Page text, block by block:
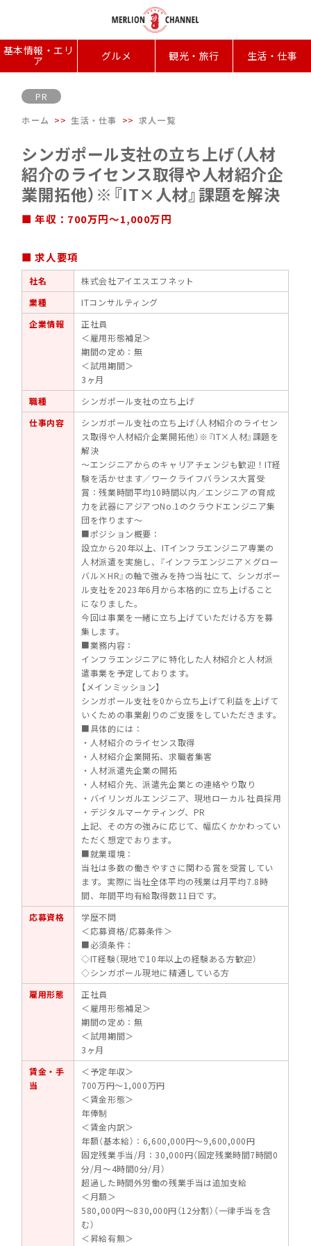
基本情報・エリ
ア グルメ 観光・旅行 生活・仕事
PR
ホーム
生活・仕事 求人一覧
シンガポール支社の立ち上げ（人材
紹介のライセンス取得や人材紹介企
業開拓他）※『IT×人材』課題を解決
■ 年収：700万円～1,000万円
■ 求人要項
社名
株式会社アイエスエフネット
業種
ITコンサルティング
企業情報
正社員
＜雇用形態補足＞
期間の定め：無
＜試用期間＞
3ヶ月
職種
シンガポール支社の立ち上げ
仕事内容
シンガポール支社の立ち上げ（人材紹介のライセン
ス取得や人材紹介企業開拓他）※『IT×人材』課題を
解決
～エンジニアからのキャリアチェンジも歓迎！IT経
験を活かせます／ワークライフバランス大賞受
賞：残業時間平均10時間以内／エンジニアの育成
力を武器にアジアつNo.1のクラウドエンジニア集
団を作ります～
■ポジション概要：
設立から20年以上、ITインフラエンジニア専業の
人材派遣を実施し、『インフラエンジニア×グロー
バル×HR』の軸で強みを持つ当社にて、シンガポー
ル支社を2023年6月から本格的に立ち上げること
になりました。
今回は事業を一緒に立ち上げていただける方を募
集します。
■業務内容：
インフラエンジニアに特化した人材紹介と人材派
遣事業を予定しております。
【メインミッション】
シンガポール支社を0から立ち上げて利益を上げて
いくための事業創りのご支援をしていただきます。
■具体的には：
・人材紹介のライセンス取得
・人材紹介企業開拓、求職者集客
・人材派遣先企業の開拓
・人材紹介先、派遣先企業との連絡やり取り
・バイリンガルエンジニア、現地ローカル社員採用
・デジタルマーケティング、PR
上記、その方の強みに応じて、幅広くかかわってい
ただく想定でおります。
■就業環境：
当社は多数の働きやすさに関わる賞を受賞してい
ます。実際に当社全体平均の残業は月平均7.8時
間、年間平均有給取得数11日です。
応募資格
学歴不問
＜応募資格/応募条件＞
■必須条件：
◇IT経験（現地で10年以上の経験ある方歓迎）
◇シンガポール現地に精通している方
雇用形態
正社員
＜雇用形態補足＞
期間の定め：無
＜試用期間＞
3ヶ月
賃金・手
当
＜予定年収＞
700万円～1,000万円
＜賃金形態＞
年俸制
＜賃金内訳＞
年額（基本給）：6,600,000円～9,600,000円
固定残業手当/月：30,000円（固定残業時間7時間0
分/月～4時間0分/月）
超過した時間外労働の残業手当は追加支給
＜月額＞
580,000円～830,000円（12分割）（一律手当を含
む）
＜昇給有無＞